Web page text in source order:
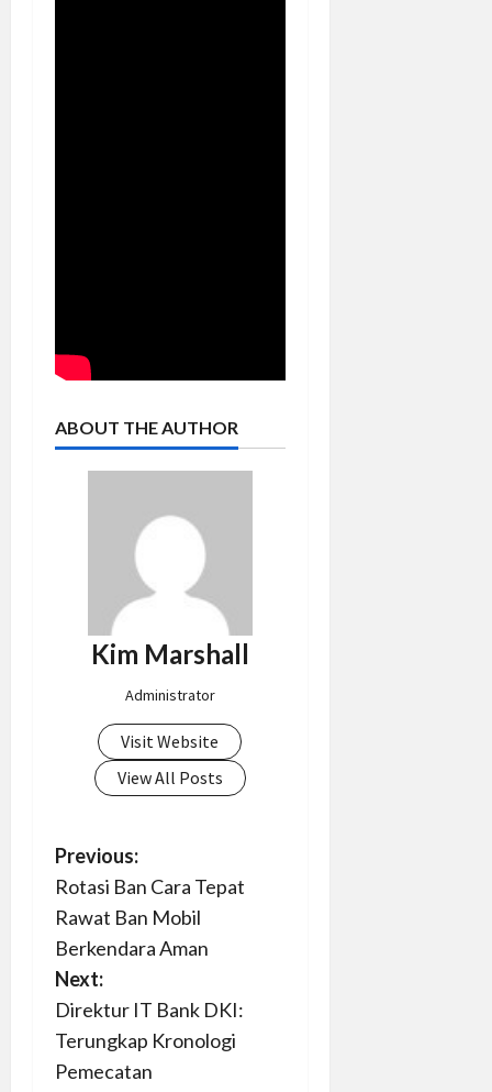
ABOUT THE AUTHOR
Kim Marshall
Administrator
Visit Website
View All Posts
P
o
s
t
n
Previous:
Rotasi Ban Cara Tepat
Rawat Ban Mobil
Berkendara Aman
Next:
Direktur IT Bank DKI:
Terungkap Kronologi
Pemecatan